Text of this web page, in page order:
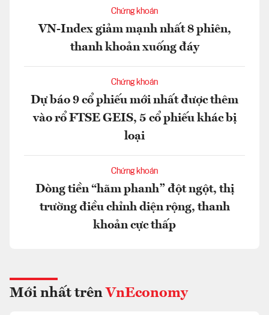
Chứng khoán
VN-Index giảm mạnh nhất 8 phiên,
thanh khoản xuống đáy
Chứng khoán
Dự báo 9 cổ phiếu mới nhất được thêm
vào rổ FTSE GEIS, 5 cổ phiếu khác bị
loại
Chứng khoán
Dòng tiền “hãm phanh” đột ngột, thị
trường điều chỉnh diện rộng, thanh
khoản cực thấp
Mới nhất trên VnEconomy